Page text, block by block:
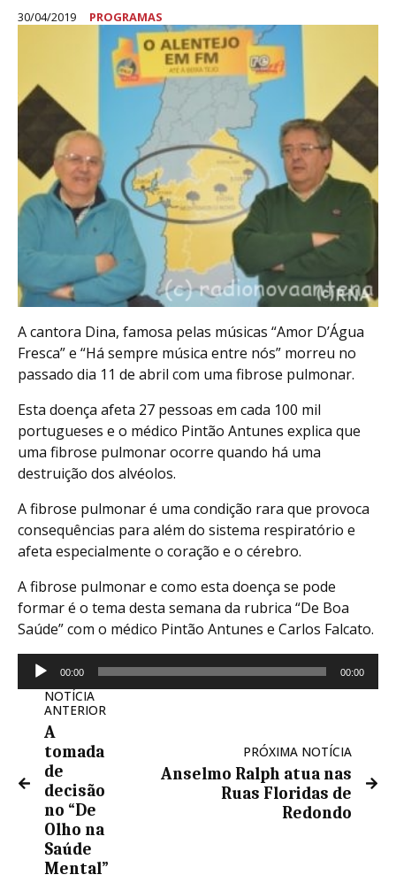
30/04/2019 PROGRAMAS
A cantora Dina, famosa pelas músicas “Amor D’Água
Fresca” e “Há sempre música entre nós” morreu no
passado dia 11 de abril com uma fibrose pulmonar.
Esta doença afeta 27 pessoas em cada 100 mil
portugueses e o médico Pintão Antunes explica que
uma fibrose pulmonar ocorre quando há uma
destruição dos alvéolos.
A fibrose pulmonar é uma condição rara que provoca
consequências para além do sistema respiratório e
afeta especialmente o coração e o cérebro.
A fibrose pulmonar e como esta doença se pode
formar é o tema desta semana da rubrica “De Boa
Saúde” com o médico Pintão Antunes e Carlos Falcato.
Reprodutor
de
áudio
00:00 00:00
NOTÍCIA
ANTERIOR
A
tomada
de
decisão
no “De
Olho na
Saúde
Mental”
PRÓXIMA NOTÍCIA
Anselmo Ralph atua nas
Ruas Floridas de
Redondo